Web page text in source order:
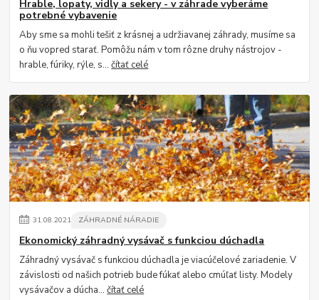
Hrable, lopaty, vidly a sekery - v záhrade vyberáme
potrebné vybavenie
Aby sme sa mohli tešiť z krásnej a udržiavanej záhrady, musíme sa
o ňu vopred starať. Pomôžu nám v tom rôzne druhy nástrojov -
hrable, fúriky, rýle, s...čítať celé
31.08.2021 ZÁHRADNÉ NÁRADIE
Ekonomický záhradný vysávač s funkciou dúchadla
Záhradný vysávač s funkciou dúchadla je viacúčelové zariadenie. V
závislosti od našich potrieb bude fúkať alebo cmúľať listy. Modely
vysávačov a dúcha...čítať celé